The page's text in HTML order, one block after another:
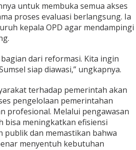
untuk membuka semua akses
proses evaluasi berlangsung. Ia
kepala OPD agar mendampingi
dari reformasi. Kita ingin
siap diawasi,” ungkapnya.
terhadap pemerintah akan
pengelolaan pemerintahan
profesional. Melalui pengawasan
bisa meningkatkan efisiensi
dan memastikan bahwa
menyentuh kebutuhan